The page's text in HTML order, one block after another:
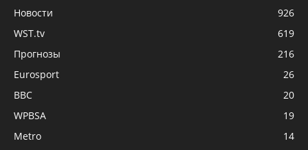
Новости
926
WST.tv
619
Прогнозы
216
Eurosport
26
BBC
20
WPBSA
19
Metro
14